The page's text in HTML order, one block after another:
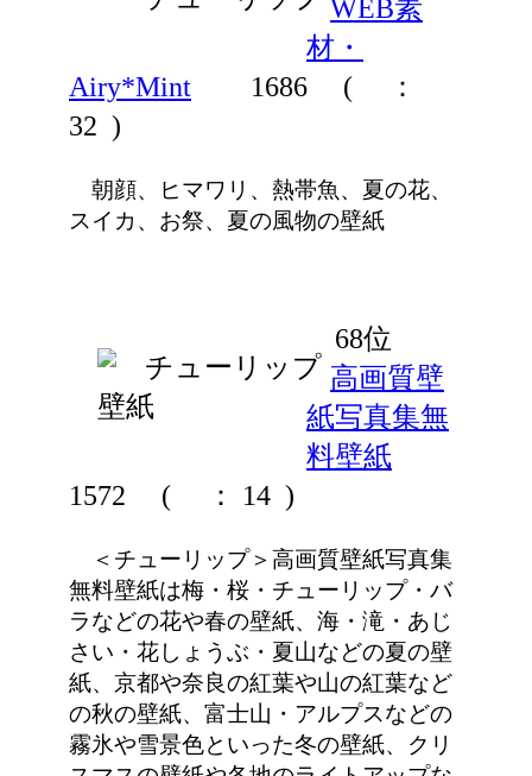
WEB素
材・
Airy*Mint
1686 (
：
32 )
朝顔、ヒマワリ、熱帯魚、夏の花、
スイカ、お祭、夏の風物の壁紙
68位
高画質壁
紙写真集無
料壁紙
1572
( ： 14 )
＜チューリップ＞高画質壁紙写真集
無料壁紙は梅・桜・チューリップ・バ
ラなどの花や春の壁紙、海・滝・あじ
さい・花しょうぶ・夏山などの夏の壁
紙、京都や奈良の紅葉や山の紅葉など
の秋の壁紙、富士山・アルプスなどの
霧氷や雪景色といった冬の壁紙、クリ